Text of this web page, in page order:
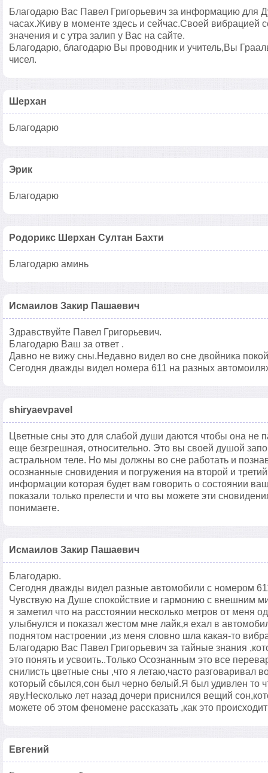
Благодарю Вас Павел Григорьевич за информацию для
часах.Живу в моменте здесь и сейчас.Своей вибрацией
значения и с утра залип у Вас на сайте.
Благодарю, благодарю Вы проводник и учитель,Вы
чисел.
Шерхан
Благодарю
Эрик
Благодарю
Родорикс Шерхан Султан Бахти
Благодарю аминь
Исмаилов Закир Пашаевич
Здравствуйте Павел Григорьевич.
Благодарю Ваш за ответ .
Давно не вижу сны.Недавно видел во сне двойника
Сегодня дважды видел номера 611 на разных
shiryaevpavel
Цветные сны это для слабой души даются чтобы она не
еще безгрешная, относительно. Это вы своей душой
астральном теле. Но мы должны во сне работать и
осознанные сновидения и погружения на второй и
информации которая будет вам говорить о состоянии
показали только прелести и что вы можете эти
понимаете.
Исмаилов Закир Пашаевич
Благодарю.
Сегодня дважды видел разные автомобили с номером
Чувствую на Душе спокойствие и гармонию с внешним
я заметил что на расстоянии несколько метров от меня
улыбнулся и показал жестом мне лайк,я ехал в
поднятом настроении ,из меня словно шла какая-то
Благодарю Вас Павел Григорьевич за тайные знания
это понять и усвоить..Только Осознанным это все
снилисть цветные сны ,что я летаю,часто разговаривал
который сбылся,сон был черно белый.Я был удивлен то
яву.Несколько лет назад дочери приснился вещий
можете об этом феномене рассказать ,как это
Евгений